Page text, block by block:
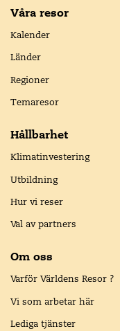
Våra resor
Kalender
Länder
Regioner
Temaresor
Hållbarhet
Klimatinvestering
Utbildning
Hur vi reser
Val av partners
Om oss
Varför Världens Resor ?
Vi som arbetar här
Lediga tjänster